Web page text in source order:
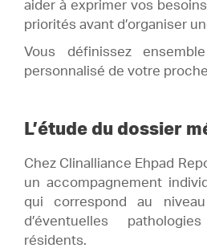
aider à exprimer vos
priorités avant d’organiser
Vous définissez
personnalisé de votre
L’étude du dossier
Chez Clinalliance Ehpad
un accompagnement
qui correspond au
d’éventuelles
résidents.